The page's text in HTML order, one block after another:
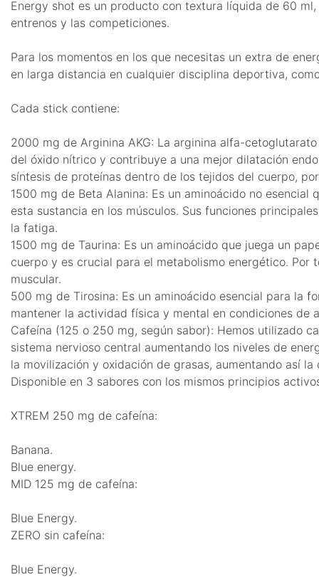
Energy shot es un producto con textura líquida de 60
entrenos y las competiciones.
Para los momentos en los que necesitas un extra de
en larga distancia en cualquier disciplina deportiva,
Cada stick contiene:
2000 mg de Arginina AKG: La arginina alfa-
del óxido nítrico y contribuye a una mejor dilatación
síntesis de proteínas dentro de los tejidos del cuerpo,
1500 mg de Beta Alanina: Es un aminoácido no
esta sustancia en los músculos. Sus funciones
la fatiga.
1500 mg de Taurina: Es un aminoácido que juega un
cuerpo y es crucial para el metabolismo energético.
muscular.
500 mg de Tirosina: Es un aminoácido esencial para la
mantener la actividad física y mental en condiciones de
Cafeína (125 o 250 mg, según sabor): Hemos utilizado
sistema nervioso central aumentando los niveles de
la movilización y oxidación de grasas, aumentando así
Disponible en 3 sabores con los mismos principios
XTREM 250 mg de cafeína:
Banana.
Blue energy.
MID 125 mg de cafeína:
Blue Energy.
ZERO sin cafeína:
Blue Energy.